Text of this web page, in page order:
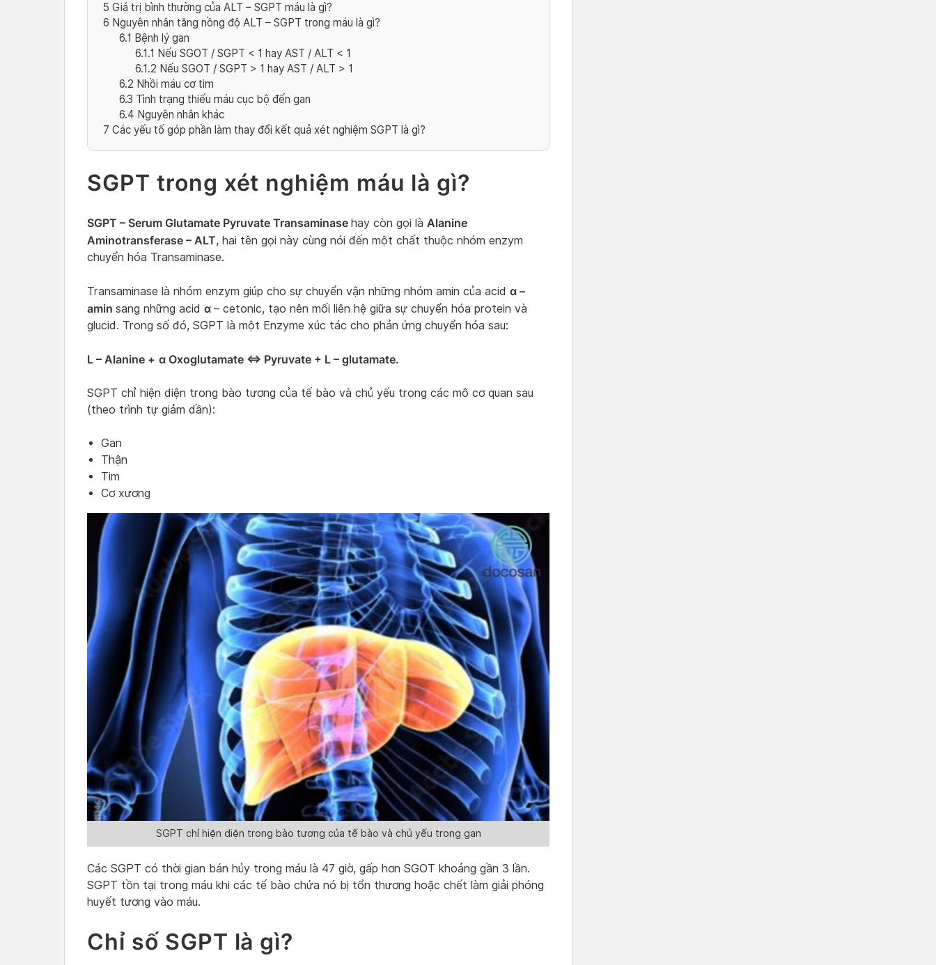
5 Giá trị bình thường của ALT – SGPT máu là gì?
6 Nguyên nhân tăng nồng độ ALT – SGPT trong máu là gì?
6.1 Bệnh lý gan
6.1.1 Nếu SGOT / SGPT < 1 hay AST / ALT < 1
6.1.2 Nếu SGOT / SGPT > 1 hay AST / ALT > 1
6.2 Nhồi máu cơ tim
6.3 Tình trạng thiếu máu cục bộ đến gan
6.4 Nguyên nhân khác
7 Các yếu tố góp phần làm thay đổi kết quả xét nghiệm SGPT là gì?
SGPT trong xét nghiệm máu là gì?
SGPT – Serum Glutamate Pyruvate Transaminase hay còn gọi là Alanine
Aminotransferase – ALT, hai tên gọi này cùng nói đến một chất thuộc nhóm enzym
chuyển hóa Transaminase.
Transaminase là nhóm enzym giúp cho sự chuyển vận những nhóm amin của acid α –
amin sang những acid α – cetonic, tạo nên mối liên hệ giữa sự chuyển hóa protein và
glucid. Trong số đó, SGPT là một Enzyme xúc tác cho phản ứng chuyển hóa sau:
L – Alanine + α Oxoglutamate ⇔ Pyruvate + L – glutamate.
SGPT chỉ hiện diện trong bào tương của tế bào và chủ yếu trong các mô cơ quan sau
(theo trình tự giảm dần):
Gan
Thận
Tim
Cơ xương
SGPT chỉ hiện diện trong bào tương của tế bào và chủ yếu trong gan
Các SGPT có thời gian bán hủy trong máu là 47 giờ, gấp hơn SGOT khoảng gần 3 lần.
SGPT tồn tại trong máu khi các tế bào chứa nó bị tổn thương hoặc chết làm giải phóng
huyết tương vào máu.
Chỉ số SGPT là gì?